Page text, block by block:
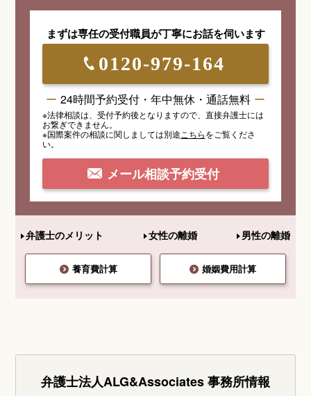
まずは専任の受付職員が丁寧にお話を伺います
0120-979-164
24時間予約受付・年中無休・通話無料
※法律相談は、受付予約後となりますので、 直接弁護士には
お繋ぎできません。
※国際案件の相談に関しましては別途こちらをご覧くださ
い。
メール相談予約受付
弁護士のメリット 女性の離婚 男性の離婚
養育費計算 婚姻費用計算
弁護士法人ALG&Associates事務所情報